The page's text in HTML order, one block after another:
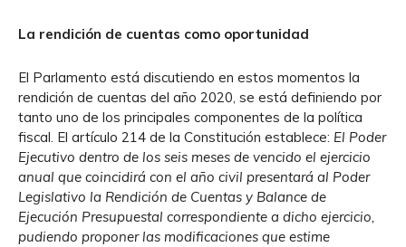
La rendición de cuentas como oportunidad
El Parlamento está discutiendo en estos momentos la
rendición de cuentas del año 2020, se está definiendo por
tanto uno de los principales componentes de la política
fiscal. El artículo 214 de la Constitución establece: El Poder
Ejecutivo dentro de los seis meses de vencido el ejercicio
anual que coincidirá con el año civil presentará al Poder
Legislativo la Rendición de Cuentas y Balance de
Ejecución Presupuestal correspondiente a dicho ejercicio,
pudiendo proponer las modificaciones que estime